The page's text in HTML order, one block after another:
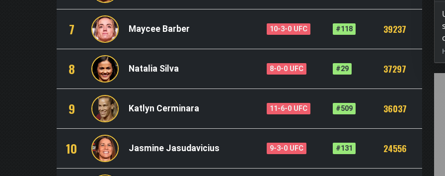
7 Maycee Barber 10-3-0 UFC #118 39237
8 Natalia Silva 8-0-0 UFC #29 37297
9 Katlyn Cerminara 11-6-0 UFC #509 36037
10 Jasmine Jasudavicius 9-3-0 UFC #131 24556